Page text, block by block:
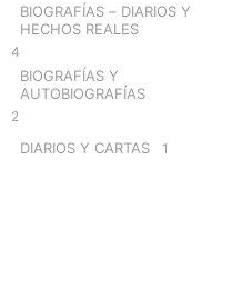
BIOGRAFÍAS – DIARIOS Y
HECHOS REALES
4
BIOGRAFÍAS Y
AUTOBIOGRAFÍAS
2
DIARIOS Y CARTAS 1